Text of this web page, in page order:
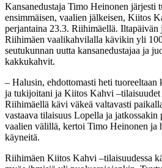
Kansanedustaja Timo Heinonen järjesti
ensimmäisen, vaalien jälkeisen, Kiitos
perjantaina 23.3. Riihimäellä. Iltapäivän
Riihimäen vaalikahvilalla kävikin yli
seutukunnan uutta kansanedustajaa ja
kakkukahvit.
– Halusin, ehdottomasti heti tuoreeltaan
ja tukijoitani ja Kiitos Kahvi –tilaisuudet
Riihimäellä kävi väkeä valtavasti
vastaava tilaisuus Lopella ja
vaalien välillä, kertoi Timo Heinonen ja
käyneitä.
Riihimäen Kiitos Kahvi –tilaisuudessa